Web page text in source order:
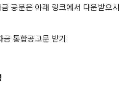
공문은 아래 링크에서 다운받으시
통합공고문 받기